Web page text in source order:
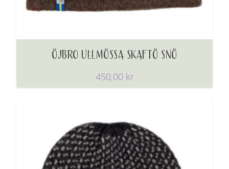
ÖJBRO ULLMÖSSA SKAFTÖ SNÖ
450,00 kr